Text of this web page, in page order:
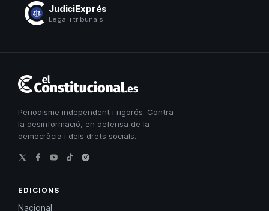
JudiciExprés
Legal i tribunals
Constitucional
Periodisme independent i rigorós. Contra
la desinformació, en defensa de la
democràcia i dels drets socials.
EDICIONS
Nacional